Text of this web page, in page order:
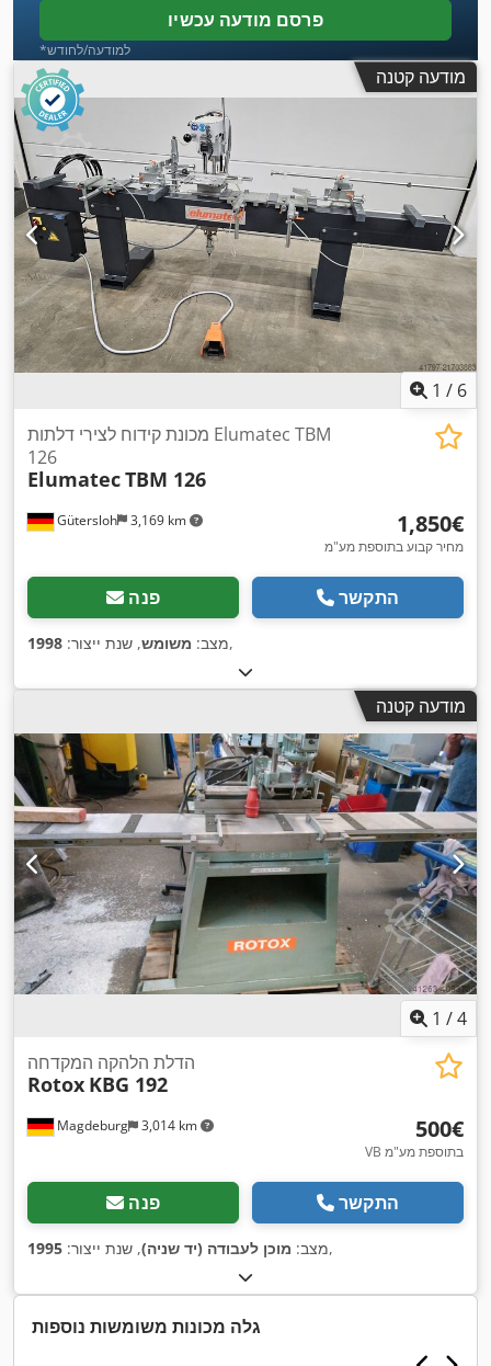
פרסם מודעה עכשיו
*למודעה/לחודש
מודעה קטנה
1 / 6
Gütersloh 3,169 km
מכונת קידוח לצירי דלתות Elumatec TBM
126
ElumatecTBM 126
‏1,850 ‏€
מחיר קבוע בתוספת מע"מ
פנה התקשר
מצב: משומש, שנת ייצור: 1998 ,
מודעה קטנה
1 /4
Magdeburg 3,014 km
הדלת הלהקה המקדחה
Rotox KBG 192
‏500 ‏€
VB בתוספת מע"מ
פנה התקשר
מצב: מוכן לעבודה (יד שניה), שנת ייצור: 1995 ,
גלה מכונות משומשות נוספות